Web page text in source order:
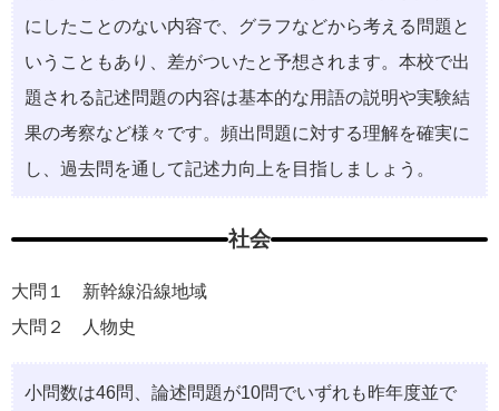
にしたことのない内容で、グラフなどから考える問題と
いうこともあり、差がついたと予想されます。本校で出
題される記述問題の内容は基本的な用語の説明や実験結
果の考察など様々です。頻出問題に対する理解を確実に
し、過去問を通して記述力向上を目指しましょう。
社会
大問１ 新幹線沿線地域
大問２ 人物史
小問数は46問、論述問題が10問でいずれも昨年度並で